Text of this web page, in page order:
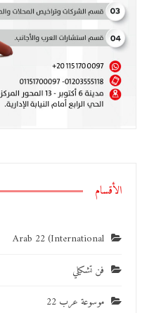
الأقسام
Arab 22 (International
فن تشكيلي
موسوعة عرب 22